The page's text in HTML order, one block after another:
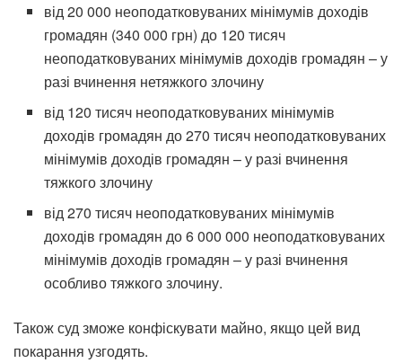
від 20 000 неоподатковуваних мінімумів доходів
громадян (340 000 грн) до 120 тисяч
неоподатковуваних мінімумів доходів громадян – у
разі вчинення нетяжкого злочину
від 120 тисяч неоподатковуваних мінімумів
доходів громадян до 270 тисяч неоподатковуваних
мінімумів доходів громадян – у разі вчинення
тяжкого злочину
від 270 тисяч неоподатковуваних мінімумів
доходів громадян до 6 000 000 неоподатковуваних
мінімумів доходів громадян – у разі вчинення
особливо тяжкого злочину.
Також суд зможе конфіскувати майно, якщо цей вид
покарання узгодять.